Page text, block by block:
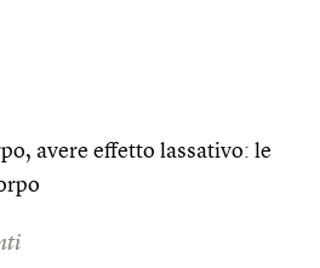
avere effetto lassativo: le